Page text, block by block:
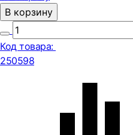
В корзину
Код товара:
250598